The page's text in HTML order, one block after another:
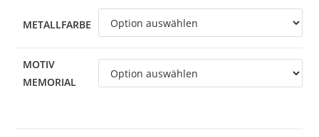
METALLFARBE
MOTIV
MEMORIAL